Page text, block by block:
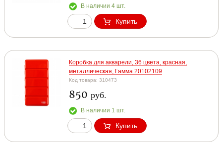
В наличии 4 шт.
Купить
Коробка для акварели, 36 цвета, красная,
металлическая, Гамма 20102109
Код товара: 310473
850 руб.
В наличии 1 шт.
Купить